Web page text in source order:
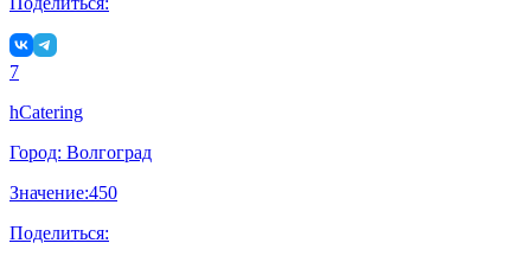
7
hCatering
Город: Волгоград
Значение:450
Поделиться: